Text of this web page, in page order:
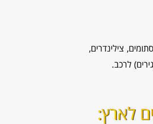
צילינדרים,
לארץ: